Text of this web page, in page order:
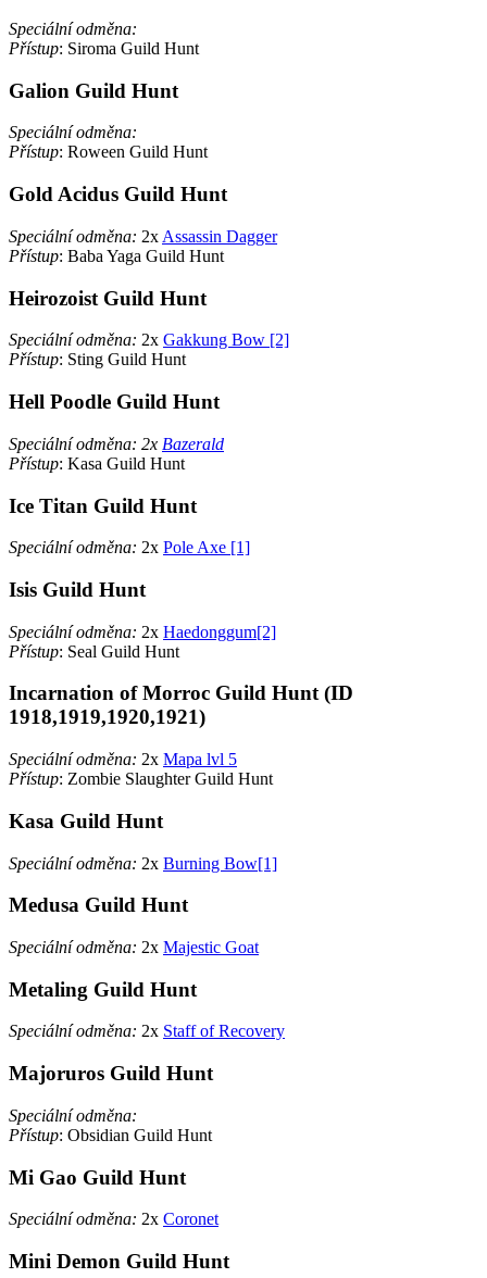
Speciální odměna:
Přístup: Siroma Guild Hunt
Galion Guild Hunt
Speciální odměna:
Přístup: Roween Guild Hunt
Gold Acidus Guild Hunt
Speciální odměna: 2x Assassin Dagger
Přístup: Baba Yaga Guild Hunt
Heirozoist Guild Hunt
Speciální odměna: 2x Gakkung Bow [2]
Přístup: Sting Guild Hunt
Hell Poodle Guild Hunt
Speciální odměna: 2x Bazerald
Přístup: Kasa Guild Hunt
Ice Titan Guild Hunt
Speciální odměna: 2x Pole Axe [1]
Isis Guild Hunt
Speciální odměna: 2x Haedonggum[2]
Přístup: Seal Guild Hunt
Incarnation of Morroc Guild Hunt (ID
1918,1919,1920,1921)
Speciální odměna: 2x Mapa lvl 5
Přístup: Zombie Slaughter Guild Hunt
Kasa Guild Hunt
Speciální odměna: 2x Burning Bow[1]
Medusa Guild Hunt
Speciální odměna: 2x Majestic Goat
Metaling Guild Hunt
Speciální odměna: 2x Staff of Recovery
Majoruros Guild Hunt
Speciální odměna:
Přístup: Obsidian Guild Hunt
Mi Gao Guild Hunt
Speciální odměna: 2x Coronet
Mini Demon Guild Hunt